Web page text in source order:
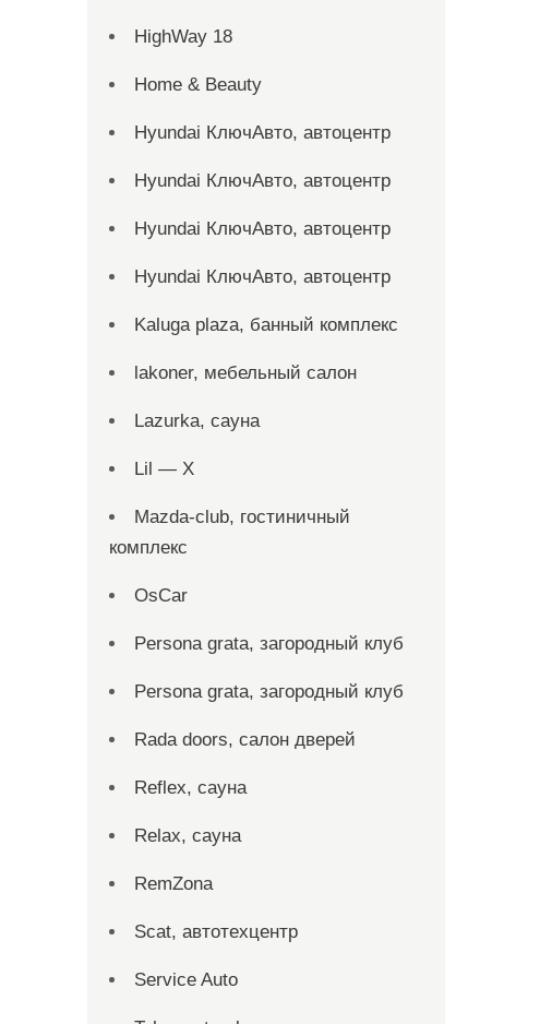
HighWay 18
Home & Beauty
Hyundai КлючАвто, автоцентр
Hyundai КлючАвто, автоцентр
Hyundai КлючАвто, автоцентр
Hyundai КлючАвто, автоцентр
Kaluga plaza, банный комплекс
lakoner, мебельный салон
Lazurka, сауна
Lil — X
Mazda-club, гостиничный
комплекс
OsCar
Persona grata, загородный клуб
Persona grata, загородный клуб
Rada doors, салон дверей
Reflex, сауна
Relax, сауна
RemZona
Scat, автотехцентр
Service Auto